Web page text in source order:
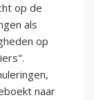
op de
als
op
naar